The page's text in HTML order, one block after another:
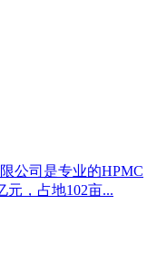
公司是专业的HPMC
元，占地102亩...